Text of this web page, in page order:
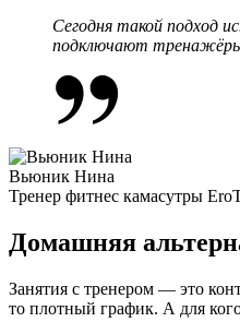
Сегодня такой подход
подключают тренажёры
Вьюник Нина
Тренер фитнес камасутры
Домашняя
Занятия с тренером — это
то плотный график. А для